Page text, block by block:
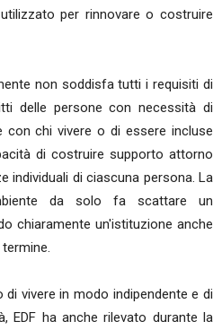
per rinnovare o costruire
non soddisfa tutti i requisiti di
delle persone con necessità di
con chi vivere o di essere incluse
di costruire supporto attorno
individuali di ciascuna persona. La
da solo fa scattare un
chiaramente un'istituzione anche
vivere in modo indipendente e di
EDF ha anche rilevato durante la